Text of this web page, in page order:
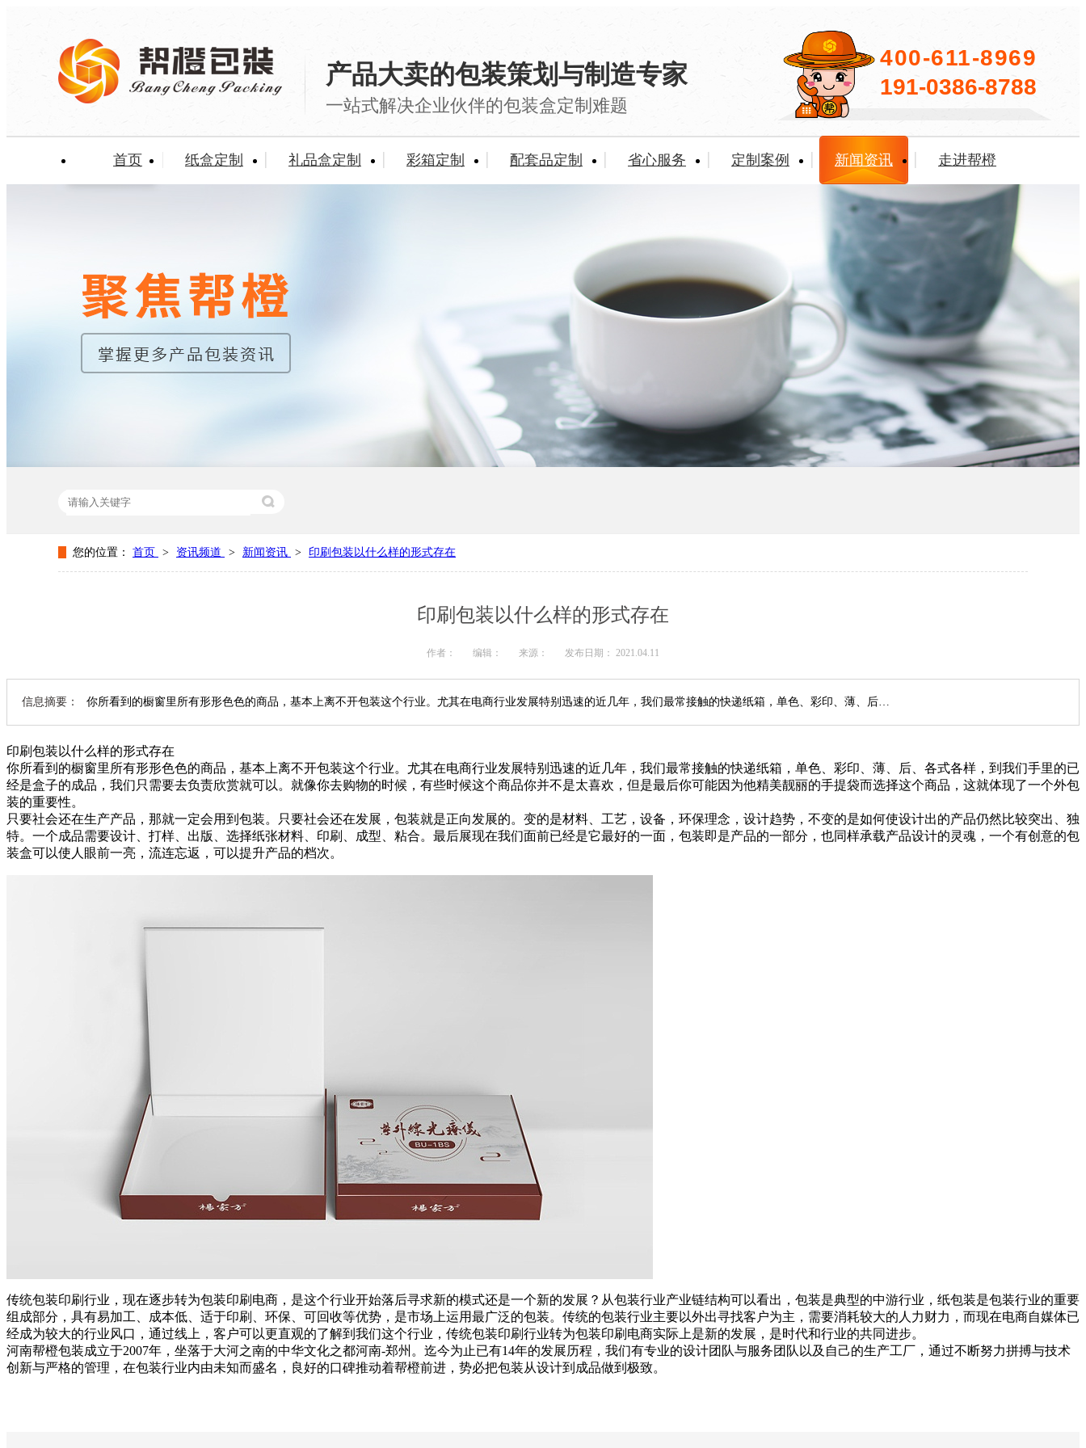
产品大卖的包装策划与制造专家
一站式解决企业伙伴的包装盒定制难题
400-611-8969
191-0386-8788
首页 纸盒定制 礼品盒定制 彩箱定制 配套品定制 省心服务 定制案例 新闻资讯 走进帮橙
热门关键词： 纸盒包装厂家 纸盒包装设计 包装纸盒生产厂家 河南礼品盒定制
您的位置： 首页 > 资讯频道 > 新闻资讯 > 印刷包装以什么样的形式存在
印刷包装以什么样的形式存在
作者： 编辑： 来源： 发布日期： 2021.04.11
信息摘要： 你所看到的橱窗里所有形形色色的商品，基本上离不开包装这个行业。尤其在电商行业发展特别迅速的近几年，我们最常接触的快递纸箱，单色、彩印、薄、后…
印刷包装以什么样的形式存在
你所看到的橱窗里所有形形色色的商品，基本上离不开包装这个行业。尤其在电商行业发展特别迅速的近几年，我们最常接触的快递纸箱，单色、彩印、薄、后、各式各样，到我们手里的已
经是盒子的成品，我们只需要去负责欣赏就可以。就像你去购物的时候，有些时候这个商品你并不是太喜欢，但是最后你可能因为他精美靓丽的手提袋而选择这个商品，这就体现了一个外包
装的重要性。
只要社会还在生产产品，那就一定会用到包装。只要社会还在发展，包装就是正向发展的。变的是材料、工艺，设备，环保理念，设计趋势，不变的是如何使设计出的产品仍然比较突出、独
特。一个成品需要设计、打样、出版、选择纸张材料、印刷、成型、粘合。最后展现在我们面前已经是它最好的一面，包装即是产品的一部分，也同样承载产品设计的灵魂，一个有创意的包
装盒可以使人眼前一亮，流连忘返，可以提升产品的档次。
传统包装印刷行业，现在逐步转为包装印刷电商，是这个行业开始落后寻求新的模式还是一个新的发展？从包装行业产业链结构可以看出，包装是典型的中游行业，纸包装是包装行业的重要
组成部分，具有易加工、成本低、适于印刷、环保、可回收等优势，是市场上运用最广泛的包装。传统的包装行业主要以外出寻找客户为主，需要消耗较大的人力财力，而现在电商自媒体已
经成为较大的行业风口，通过线上，客户可以更直观的了解到我们这个行业，传统包装印刷行业转为包装印刷电商实际上是新的发展，是时代和行业的共同进步。
河南帮橙包装成立于2007年，坐落于大河之南的中华文化之都河南-郑州。迄今为止已有14年的发展历程，我们有专业的设计团队与服务团队以及自己的生产工厂，通过不断努力拼搏与技术
创新与严格的管理，在包装行业内由未知而盛名，良好的口碑推动着帮橙前进，势必把包装从设计到成品做到极致。